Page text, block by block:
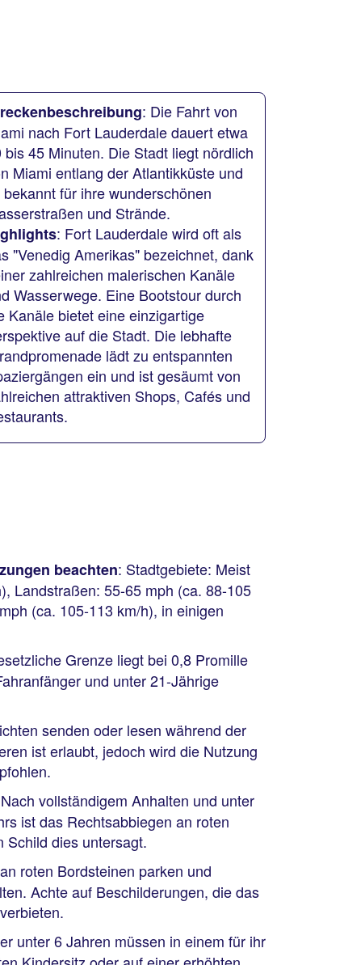
: Die Fahrt von
nach Fort Lauderdale dauert etwa
bis 45 Minuten. Die Stadt liegt nördlich
Miami entlang der Atlantikküste und
bekannt für ihre wunderschönen
und Strände.
: Fort Lauderdale wird oft als
"Venedig Amerikas" bezeichnet, dank
zahlreichen malerischen Kanäle
Wasserwege. Eine Bootstour durch
Kanäle bietet eine einzigartige
auf die Stadt. Die lebhafte
lädt zu entspannten
ein und ist gesäumt von
attraktiven Shops, Cafés und
beachten: Stadtgebiete: Meist
Landstraßen: 55-65 mph (ca. 88-105
(ca. 105-113 km/h), in einigen
Grenze liegt bei 0,8 Promille
und unter 21-Jährige
senden oder lesen während der
ist erlaubt, jedoch wird die Nutzung
vollständigem Anhalten und unter
ist das Rechtsabbiegen an roten
Schild dies untersagt.
roten Bordsteinen parken und
Achte auf Beschilderungen, die das
unter 6 Jahren müssen in einem für ihr